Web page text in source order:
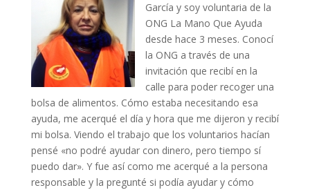
García y soy voluntaria de la
ONG La Mano Que Ayuda
desde hace 3 meses. Conocí
la ONG a través de una
invitación que recibí en la
calle para poder recoger una
bolsa de alimentos. Cómo estaba necesitando esa
ayuda, me acerqué el día y hora que me dijeron y recibí
mi bolsa. Viendo el trabajo que los voluntarios hacían
pensé «no podré ayudar con dinero, pero tiempo sí
puedo dar». Y fue así como me acerqué a la persona
responsable y la pregunté si podía ayudar y cómo